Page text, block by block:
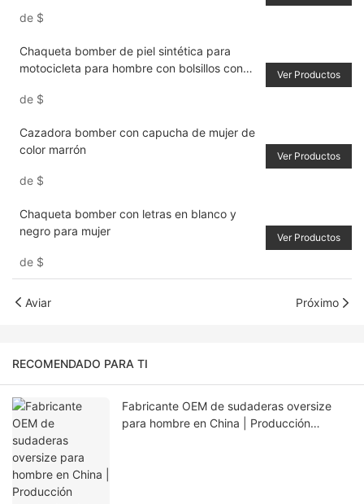
de $
Chaqueta bomber de piel sintética para
motocicleta para hombre con bolsillos con
de $
Ver Productos
Cazadora bomber con capucha de mujer de
color marrón
de $
Ver Productos
Chaqueta bomber con letras en blanco y
negro para mujer
de $
Ver Productos
Aviar Próximo
RECOMENDADO PARA TI
Fabricante OEM de sudaderas oversize
para hombre en China | Producción